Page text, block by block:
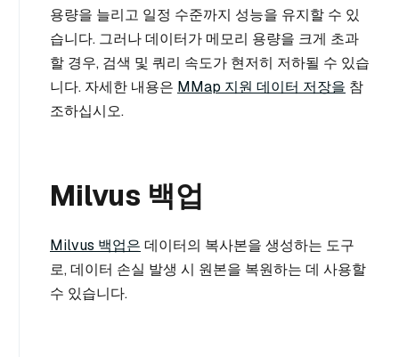
용량을 늘리고 일정 수준까지 성능을 유지할 수 있
습니다. 그러나 데이터가 메모리 용량을 크게 초과
할 경우, 검색 및 쿼리 속도가 현저히 저하될 수 있습
니다. 자세한 내용은 MMap 지원 데이터 저장을 참
조하십시오.
Milvus 백업
Milvus 백업은 데이터의 복사본을 생성하는 도구
로, 데이터 손실 발생 시 원본을 복원하는 데 사용할
수 있습니다.